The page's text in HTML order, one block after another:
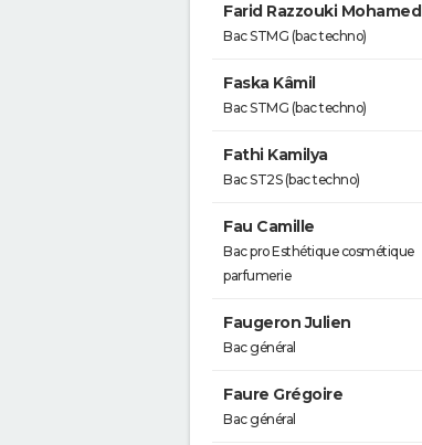
Farid Razzouki Mohamed
Bac STMG (bac techno)
Faska Kâmil
Bac STMG (bac techno)
Fathi Kamilya
Bac ST2S (bac techno)
Fau Camille
Bac pro Esthétique cosmétique
parfumerie
Faugeron Julien
Bac général
Faure Grégoire
Bac général